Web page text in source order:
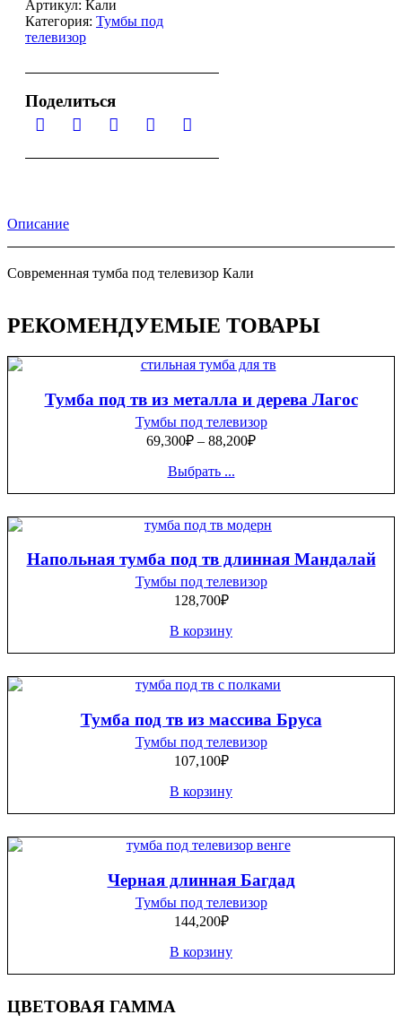
Артикул: Кали
Категория: Тумбы под
телевизор
Поделиться
Описание
Современная тумба под телевизор Кали
РЕКОМЕНДУЕМЫЕ ТОВАРЫ
Тумба под тв из металла и дерева Лагос
Тумбы под телевизор
69,300₽ – 88,200₽
Выбрать ...
Напольная тумба под тв длинная Мандалай
Тумбы под телевизор
128,700₽
В корзину
Тумба под тв из массива Бруса
Тумбы под телевизор
107,100₽
В корзину
Черная длинная Багдад
Тумбы под телевизор
144,200₽
В корзину
ЦВЕТОВАЯ ГАММА